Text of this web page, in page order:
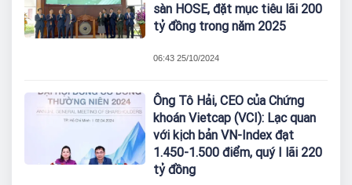
sàn HOSE, đặt mục tiêu lãi 200
tỷ đồng trong năm 2025
06:43 25/10/2024
Ông Tô Hải, CEO của Chứng
khoán Vietcap (VCI): Lạc quan
với kịch bản VN-Index đạt
1.450-1.500 điểm, quý I lãi 220
tỷ đồng